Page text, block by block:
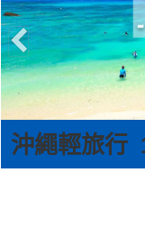
沖繩輕旅行